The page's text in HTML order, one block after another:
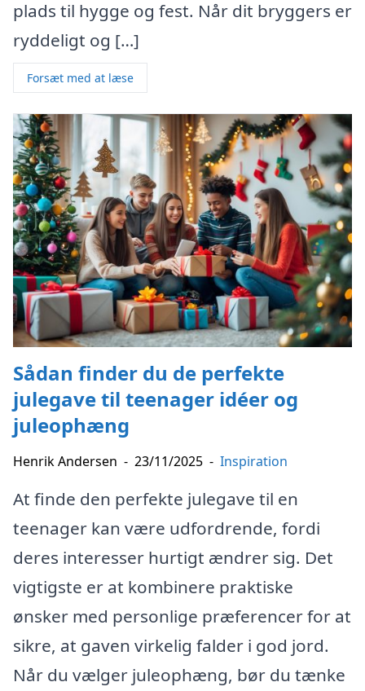
plads til hygge og fest. Når dit bryggers er
ryddeligt og […]
Forsæt med at læse
Sådan finder du de perfekte
julegave til teenager idéer og
juleophæng
Henrik Andersen - 23/11/2025 - Inspiration
At finde den perfekte julegave til en
teenager kan være udfordrende, fordi
deres interesser hurtigt ændrer sig. Det
vigtigste er at kombinere praktiske
ønsker med personlige præferencer for at
sikre, at gaven virkelig falder i god jord.
Når du vælger juleophæng, bør du tænke